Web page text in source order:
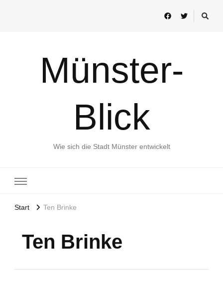
Münster-
Blick
Wie sich die Stadt Münster entwickelt
Start Ten Brinke
Ten Brinke